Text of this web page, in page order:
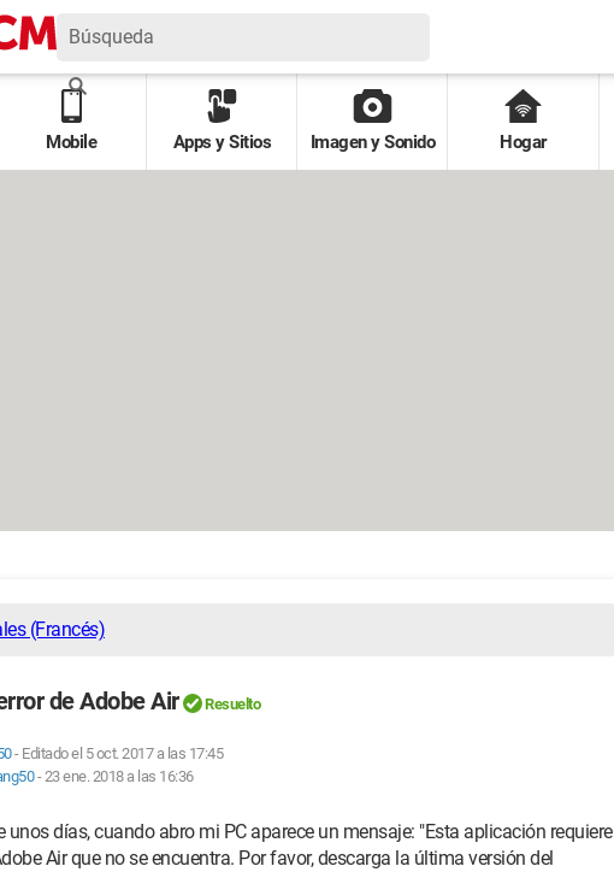
Mobile Apps y Sitios Imagen y Sonido Hogar
(Francés)
de Adobe Air Resuelto
- Editado el 5 oct. 2017 a las 17:45
-23 ene. 2018 a las 16:36
unos días, cuando abro mi PC aparece un mensaje: "Esta aplicación requiere
Air que no se encuentra. Por favor, descarga la última versión del